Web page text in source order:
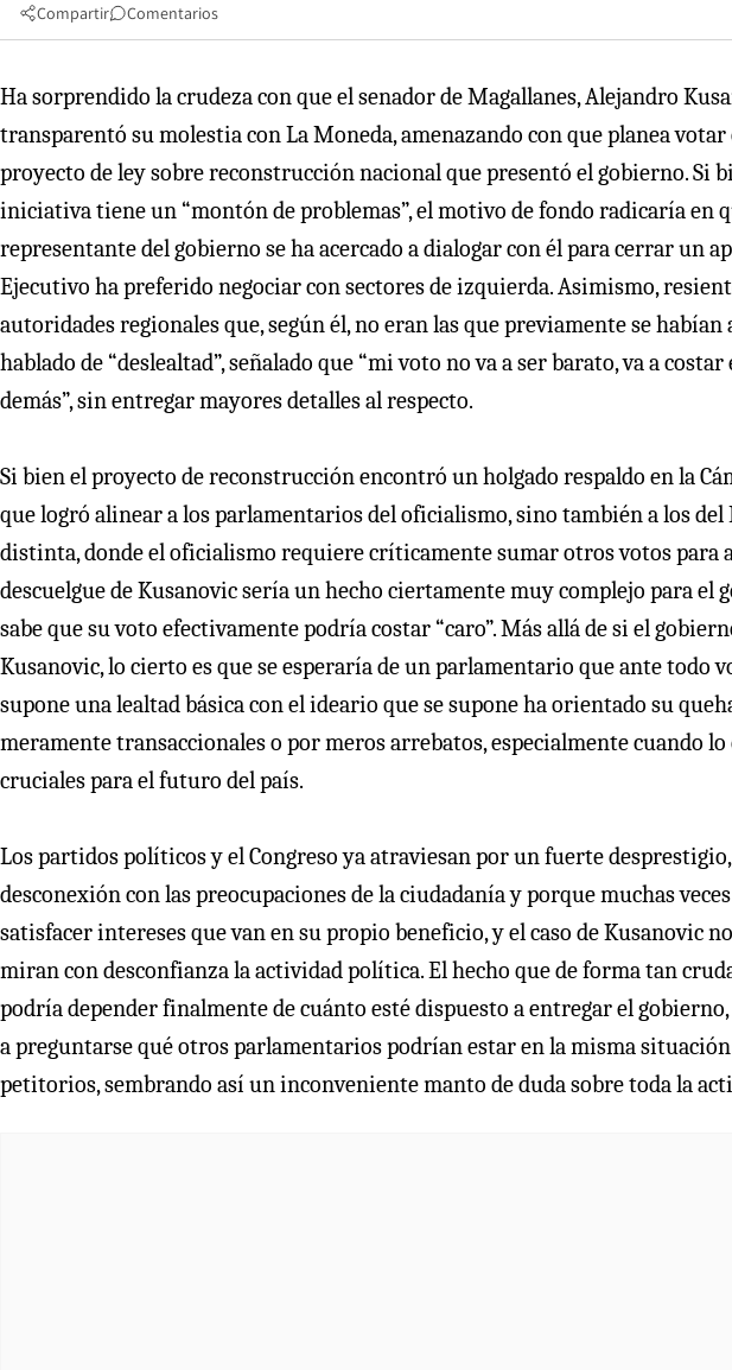
Compartir Comentarios
Ha sorprendido la crudeza con que el senador de Magallanes, Alejandro
transparentó su molestia con La Moneda, amenazando con que planea
proyecto de ley sobre reconstrucción nacional que presentó el gobierno. Si
iniciativa tiene un “montón de problemas”, el motivo de fondo radicaría en
representante del gobierno se ha acercado a dialogar con él para cerrar un
Ejecutivo ha preferido negociar con sectores de izquierda. Asimismo,
autoridades regionales que, según él, no eran las que previamente se
hablado de “deslealtad”, señalado que “mi voto no va a ser barato, va a
demás”, sin entregar mayores detalles al respecto.
Si bien el proyecto de reconstrucción encontró un holgado respaldo en la
que logró alinear a los parlamentarios del oficialismo, sino también a los del
distinta, donde el oficialismo requiere críticamente sumar otros votos para
descuelgue de Kusanovic sería un hecho ciertamente muy complejo para el
sabe que su voto efectivamente podría costar “caro”. Más allá de si el
Kusanovic, lo cierto es que se esperaría de un parlamentario que ante todo
supone una lealtad básica con el ideario que se supone ha orientado su
meramente transaccionales o por meros arrebatos, especialmente cuando
cruciales para el futuro del país.
Los partidos políticos y el Congreso ya atraviesan por un fuerte
desconexión con las preocupaciones de la ciudadanía y porque muchas
satisfacer intereses que van en su propio beneficio, y el caso de Kusanovic
miran con desconfianza la actividad política. El hecho que de forma tan
podría depender finalmente de cuánto esté dispuesto a entregar el
a preguntarse qué otros parlamentarios podrían estar en la misma situación
petitorios, sembrando así un inconveniente manto de duda sobre toda la